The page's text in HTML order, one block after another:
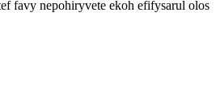
favy nepohiryvete ekoh efifysarul olos